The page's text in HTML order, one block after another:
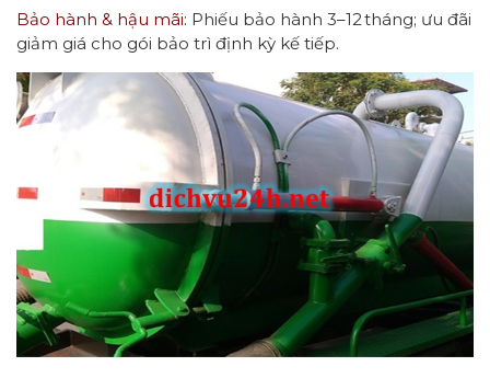
Bảo hành & hậu mãi: Phiếu bảo hành 3–12 tháng; ưu đãi
giảm giá cho gói bảo trì định kỳ kế tiếp.